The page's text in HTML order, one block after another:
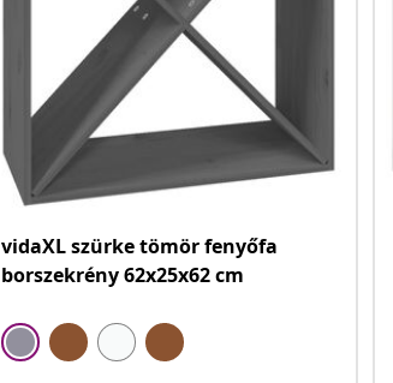
vidaXL szürke tömör fenyőfa
borszekrény 62x25x62 cm